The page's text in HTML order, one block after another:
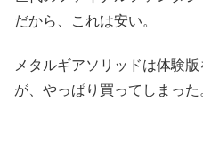
だから、これは安い。
メタルギアソリッドは体験
が、やっぱり買ってしまった